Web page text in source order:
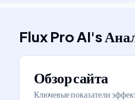
Flux Pro AI's
Обзор сайта
Ключевые показатели